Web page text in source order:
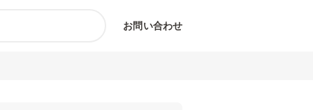
お問い合わせ